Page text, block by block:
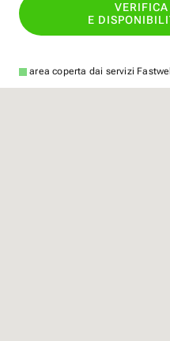
VERIFICA
E
area coperta dai servizi